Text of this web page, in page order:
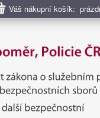
Váš nákupní košík:
ČR, Vězeňská služba,